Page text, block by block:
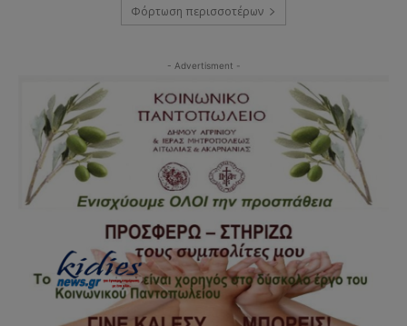
Φόρτωση περισσοτέρων
- Advertisment -